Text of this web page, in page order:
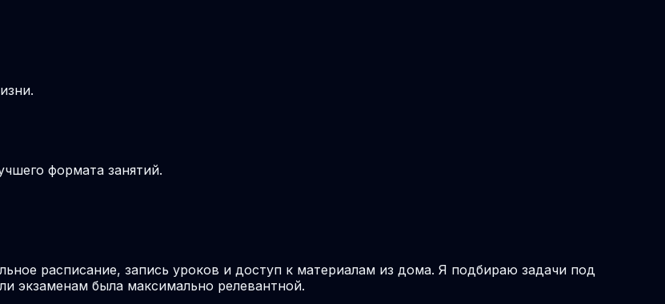
формата занятий.
расписание, запись уроков и доступ к материалам из дома. Я подбираю задачи под
экзаменам была максимально релевантной.